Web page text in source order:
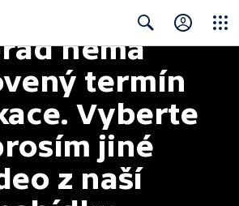
Search
nemá
termín
Vyberte
jiné
z naší